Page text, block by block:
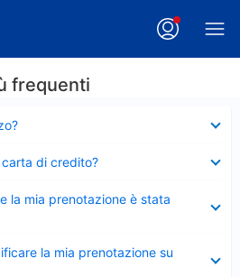
frequenti
di credito?
la mia prenotazione è stata
la mia prenotazione su